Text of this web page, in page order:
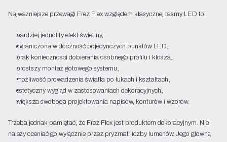
Najważniejsze przewagi Frez Flex względem klasycznej taśmy LED to:
bardziej jednolity efekt świetlny,
ograniczona widoczność pojedynczych punktów LED,
brak konieczności dobierania osobnego profilu i klosza,
prostszy montaż gotowego systemu,
możliwość prowadzenia światła po łukach i kształtach,
estetyczny wygląd w zastosowaniach dekoracyjnych,
większa swoboda projektowania napisów, konturów i wzorów.
Trzeba jednak pamiętać, że Frez Flex jest produktem dekoracyjnym. Nie
należy oceniać go wyłącznie przez pryzmat liczby lumenów. Jego główną